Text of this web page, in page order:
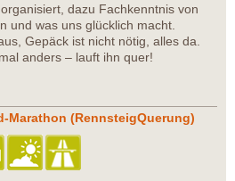
dazu Fachkenntnis von
und was uns glücklich macht.
Gepäck ist nicht nötig, alles da.
anders – lauft ihn quer!
Marathon (RennsteigQuerung)